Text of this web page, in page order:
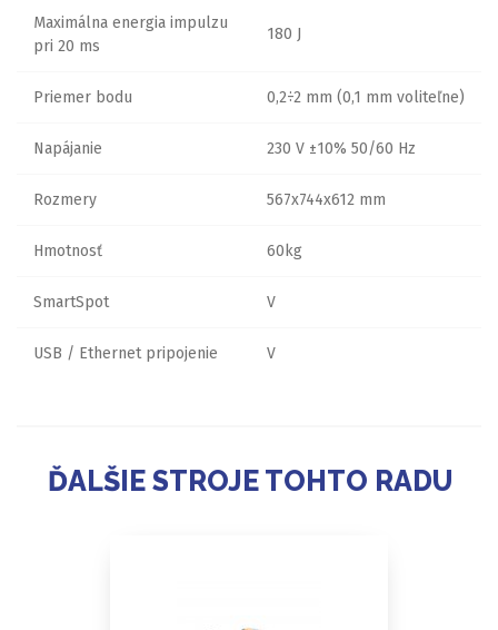
Maximálna energia impulzu
pri 20 ms
180 J
Priemer bodu 0,2÷2 mm (0,1 mm voliteľne)
Napájanie 230 V ±10% 50/60 Hz
Rozmery 567x744x612 mm
Hmotnosť 60kg
SmartSpot V
USB / Ethernet pripojenie V
ĎALŠIE STROJE TOHTO RADU